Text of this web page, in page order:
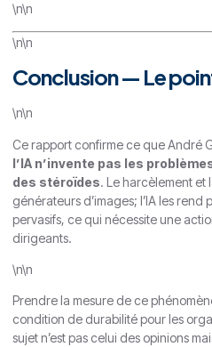
\n\n
\n\n
Conclusion — Le
\n\n
Ce rapport confirme ce que André
l’IA n’invente pas les
des stéroïdes. Le harcèlement et
générateurs d’images; l’IA les rend
pervasifs, ce qui nécessite une
dirigeants.
\n\n
Prendre la mesure de ce
condition de durabilité pour les
sujet n’est pas celui des opinions